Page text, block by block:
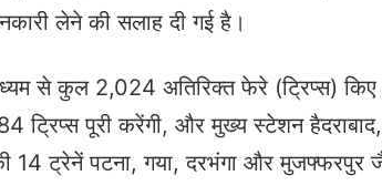
लेने की सलाह दी गई है।
से कुल 2,024 अतिरिक्त फेरे (ट्रिप्स) किए
ट्रिप्स पूरी करेंगी, और मुख्य स्टेशन हैदराबाद,
14 ट्रेनें पटना, गया, दरभंगा और मुजफ्फरपुर